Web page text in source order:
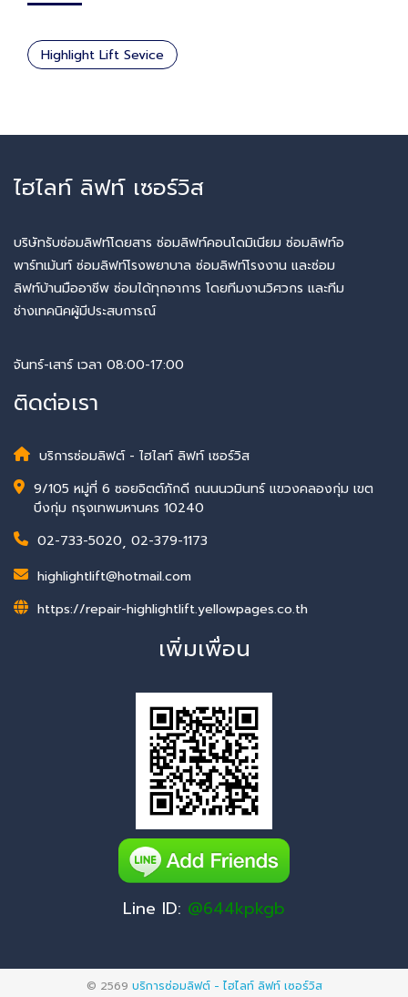
Highlight Lift Sevice
ไฮไลท์ ลิฟท์ เซอร์วิส
บริษัทรับซ่อมลิฟท์โดยสาร ซ่อมลิฟท์คอนโดมิเนียม ซ่อมลิฟท์อ
พาร์ทเม้นท์ ซ่อมลิฟท์โรงพยาบาล ซ่อมลิฟท์โรงงาน และซ่อม
ลิฟท์บ้านมืออาชีพ ซ่อมได้ทุกอาการ โดยทีมงานวิศวกร และทีม
ช่างเทคนิคผู้มีประสบการณ์
จันทร์-เสาร์ เวลา 08:00-17:00
ติดต่อเรา
บริการซ่อมลิฟต์ - ไฮไลท์ ลิฟท์ เซอร์วิส
9/105 หมู่ที่ 6 ซอยจิตต์ภักดี ถนนนวมินทร์ แขวงคลองกุ่ม เขต
บึงกุ่ม กรุงเทพมหานคร 10240
02-733-5020, 02-379-1173
highlightlift@hotmail.com
https://repair-highlightlift.yellowpages.co.th
เพิ่มเพื่อน
Line ID: @644kpkgb
© 2569 บริการซ่อมลิฟต์ - ไฮไลท์ ลิฟท์ เซอร์วิส